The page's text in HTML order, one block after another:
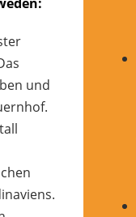
und